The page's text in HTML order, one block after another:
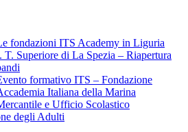
fondazioni ITS Academy in Liguria
T. Superiore di La Spezia – Riapertura
formativo ITS – Fondazione
Italiana della Marina
e Ufficio Scolastico
degli Adulti